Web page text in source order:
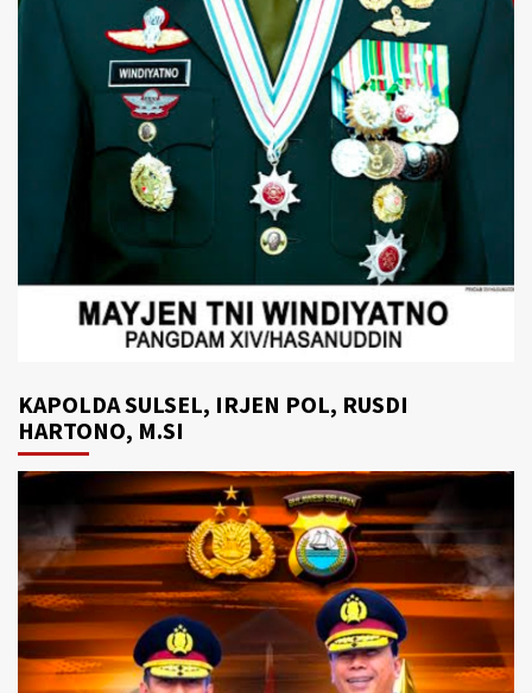
KAPOLDA SULSEL, IRJEN POL, RUSDI
HARTONO, M.SI